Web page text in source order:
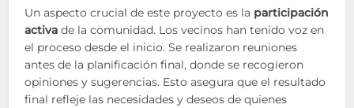
Un aspecto crucial de este proyecto es la participación
activa de la comunidad. Los vecinos han tenido voz en
el proceso desde el inicio. Se realizaron reuniones
antes de la planificación final, donde se recogieron
opiniones y sugerencias. Esto asegura que el resultado
final refleje las necesidades y deseos de quienes